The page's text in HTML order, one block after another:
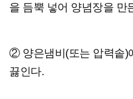
을 듬뿍 넣어 양념장을 만
② 양은냄비(또는 압력솥)
끓인다.